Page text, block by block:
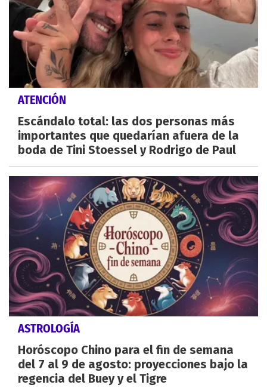
ATENCIÓN
Escándalo total: las dos personas más
importantes que quedarían afuera de la
boda de Tini Stoessel y Rodrigo de Paul
ASTROLOGÍA
Horóscopo Chino para el fin de semana
del 7 al 9 de agosto: proyecciones bajo la
regencia del Buey y el Tigre